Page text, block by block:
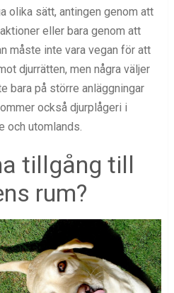
olika sätt, antingen genom att
eller bara genom att
måste inte vara vegan för att
djurrätten, men några väljer
bara på större anläggningar
också djurplågeri i
och utomlands.
tillgång till
rum?